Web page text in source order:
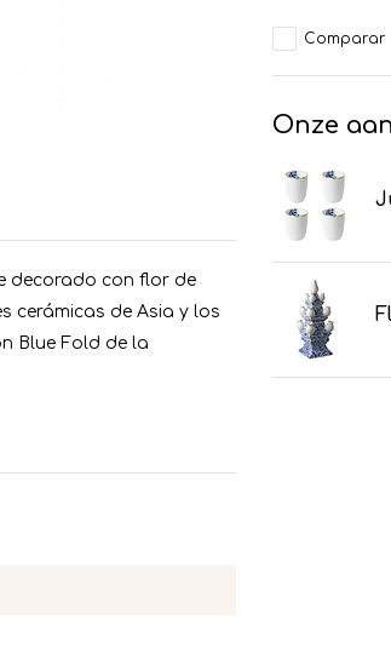
decorado con flor de
cerámicas de Asia y los
Blue Fold de la
Comparar
Onze